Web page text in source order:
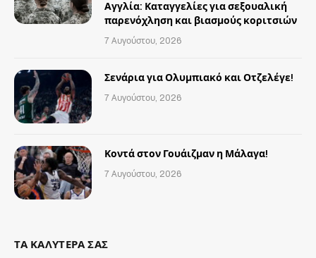
Αγγλία: Καταγγελίες για σεξουαλική
παρενόχληση και βιασμούς κοριτσιών
7 Αυγούστου, 2026
Σενάρια για Ολυμπιακό και Οτζελέγε!
7 Αυγούστου, 2026
Κοντά στον Γουάιζμαν η Μάλαγα!
7 Αυγούστου, 2026
ΤΑ ΚΑΛΥΤΕΡΑ ΣΑΣ